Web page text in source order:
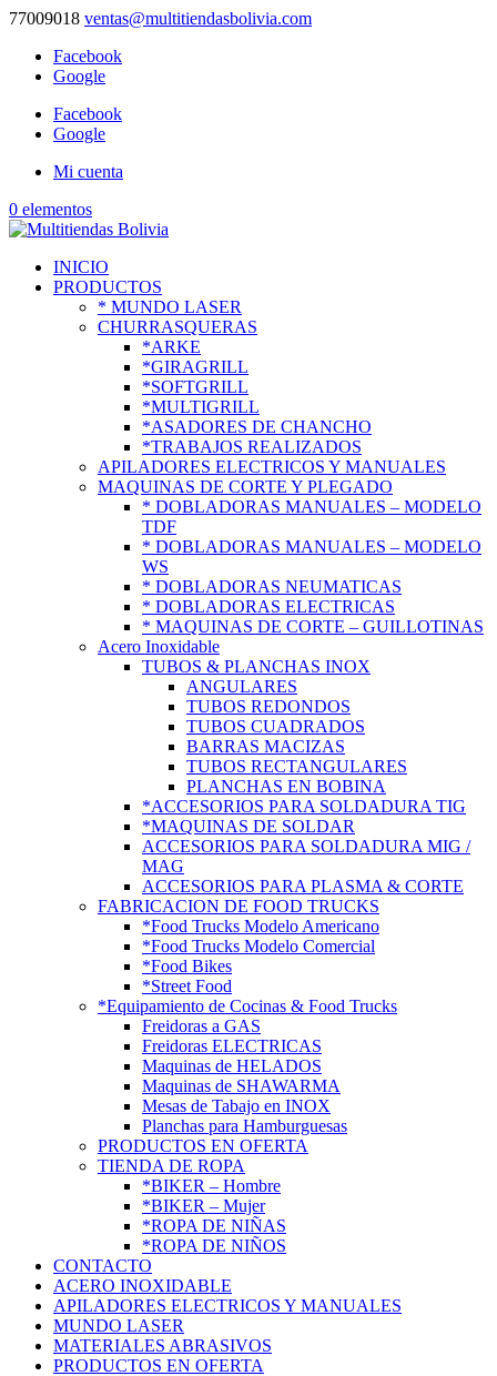
77009018 ventas@multitiendasbolivia.com
Facebook
Google
Facebook
Google
Mi cuenta
0 elementos
INICIO
PRODUCTOS
* MUNDO LASER
CHURRASQUERAS
*ARKE
*GIRAGRILL
*SOFTGRILL
*MULTIGRILL
*ASADORES DE CHANCHO
*TRABAJOS REALIZADOS
APILADORES ELECTRICOS Y MANUALES
MAQUINAS DE CORTE Y PLEGADO
* DOBLADORAS MANUALES – MODELO
TDF
* DOBLADORAS MANUALES – MODELO
WS
* DOBLADORAS NEUMATICAS
* DOBLADORAS ELECTRICAS
* MAQUINAS DE CORTE – GUILLOTINAS
Acero Inoxidable
TUBOS & PLANCHAS INOX
ANGULARES
TUBOS REDONDOS
TUBOS CUADRADOS
BARRAS MACIZAS
TUBOS RECTANGULARES
PLANCHAS EN BOBINA
*ACCESORIOS PARA SOLDADURA TIG
*MAQUINAS DE SOLDAR
ACCESORIOS PARA SOLDADURA MIG /
MAG
ACCESORIOS PARA PLASMA & CORTE
FABRICACION DE FOOD TRUCKS
*Food Trucks Modelo Americano
*Food Trucks Modelo Comercial
*Food Bikes
*Street Food
*Equipamiento de Cocinas & Food Trucks
Freidoras a GAS
Freidoras ELECTRICAS
Maquinas de HELADOS
Maquinas de SHAWARMA
Mesas de Tabajo en INOX
Planchas para Hamburguesas
PRODUCTOS EN OFERTA
TIENDA DE ROPA
*BIKER – Hombre
*BIKER – Mujer
*ROPA DE NIÑAS
*ROPA DE NIÑOS
CONTACTO
ACERO INOXIDABLE
APILADORES ELECTRICOS Y MANUALES
MUNDO LASER
MATERIALES ABRASIVOS
PRODUCTOS EN OFERTA